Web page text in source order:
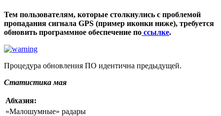
Тем пользователям, которые столкнулись с проблемой
пропадания сигнала GPS (пример иконки ниже), требуется
обновить программное обеспечение по ссылке.
Процедура обновления ПО идентична предыдущей.
Статистика мая
Абхазия:
«Малошумные» радары